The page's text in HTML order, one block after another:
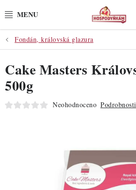
na
POTŘEBY
POMŮCKY
SUROVINY
Fondán, královská glazura
Cake Masters
500g
Neohodnoceno